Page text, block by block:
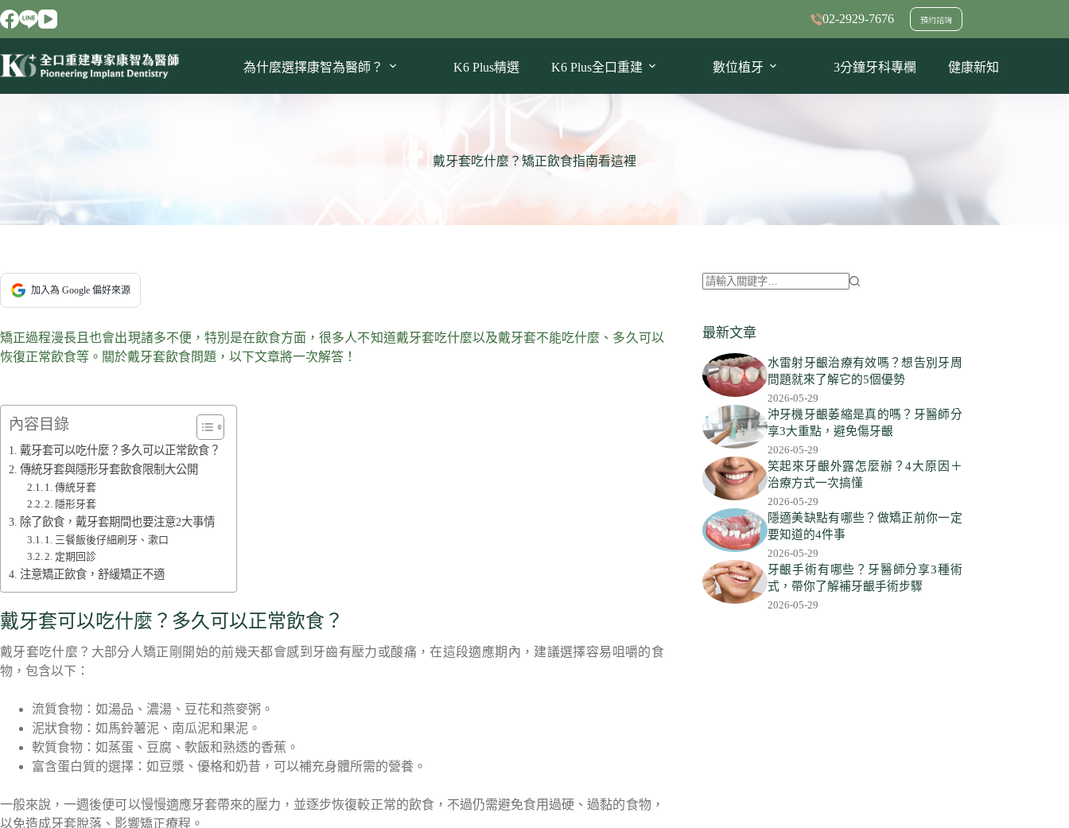
跳
至
要
02-2929-7676 預約諮詢
為什麼選擇康智為醫師？ K6 Plus精選 K6 Plus全口重建 數位植牙 3分鐘牙科專欄 健康新知
戴牙套吃什麼？矯正飲食指南看這裡
加入為 Google 偏好來源
矯正過程漫長且也會出現諸多不便，特別是在飲食方面，很多人不知道戴牙套吃什麼以及戴牙套不能吃什麼、多久可以
恢復正常飲食等。關於戴牙套飲食問題，以下文章將一次解答！
內容目錄
戴牙套可以吃什麼？多久可以正常飲食？
傳統牙套與隱形牙套飲食限制大公開
1. 傳統牙套
2. 隱形牙套
除了飲食，戴牙套期間也要注意2大事情
1. 三餐飯後仔細刷牙、漱口
2. 定期回診
注意矯正飲食，舒緩矯正不適
戴牙套可以吃什麼？多久可以正常飲食？
戴牙套吃什麼？大部分人矯正剛開始的前幾天都會感到牙齒有壓力或酸痛，在這段適應期內，建議選擇容易咀嚼的食
物，包含以下：
流質食物：如湯品、濃湯、豆花和燕麥粥。
泥狀食物：如馬鈴薯泥、南瓜泥和果泥。
軟質食物：如蒸蛋、豆腐、軟飯和熟透的香蕉。
富含蛋白質的選擇：如豆漿、優格和奶昔，可以補充身體所需的營養。
一般來說，一週後便可以慢慢適應牙套帶來的壓力，並逐步恢復較正常的飲食，不過仍需避免食用過硬、過黏的食物，
以免造成牙套脫落、影響矯正療程。
到
符
合
條
件
的
果
最新文章
水雷射牙齦治療有效嗎？想告別牙周
問題就來了解它的5個優勢
2026-05-29
沖牙機牙齦萎縮是真的嗎？牙醫師分
享3大重點，避免傷牙齦
2026-05-29
笑起來牙齦外露怎麼辦？4大原因＋
治療方式一次搞懂
2026-05-29
隱適美缺點有哪些？做矯正前你一定
要知道的4件事
2026-05-29
牙齦手術有哪些？牙醫師分享3種術
式，帶你了解補牙齦手術步驟
2026-05-29